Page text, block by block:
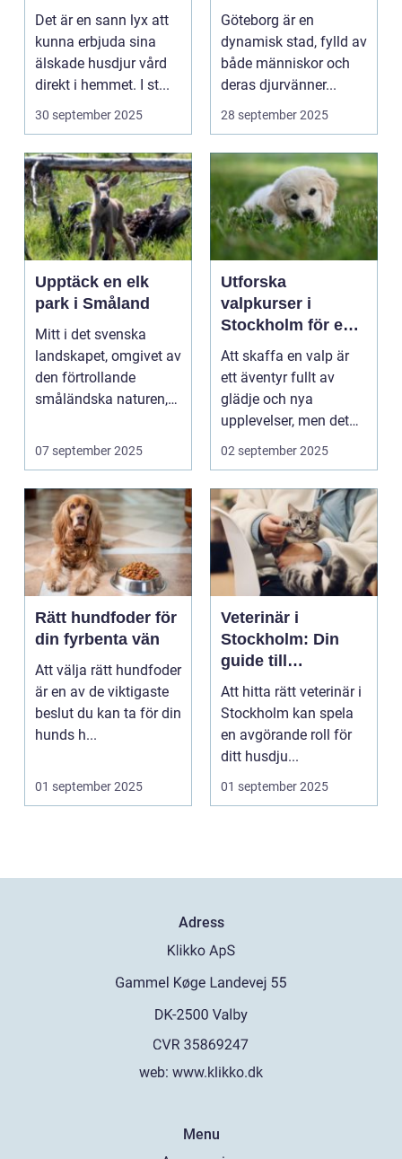
vård i hemmiljö
Det är en sann lyx att
kunna erbjuda sina
älskade husdjur vård
direkt i hemmet. I st...
30 september 2025
djursjukvård
Göteborg är en
dynamisk stad, fylld av
både människor och
deras djurvänner...
28 september 2025
Upptäck en elk
park i Småland
Mitt i det svenska
landskapet, omgivet av
den förtrollande
småländska naturen,
07 september 2025
Utforska
valpkurser i
Stockholm för en
lycklig och
välanpassad valp
Att skaffa en valp är
ett äventyr fullt av
glädje och nya
upplevelser, men det
st&aum...
02 september 2025
Rätt hundfoder för
din fyrbenta vän
Att välja rätt hundfoder
är en av de viktigaste
beslut du kan ta för din
hunds h...
01 september 2025
Veterinär i
Stockholm: Din
guide till
djursjukvård i
huvudstaden
Att hitta rätt veterinär i
Stockholm kan spela
en avgörande roll för
ditt husdju...
01 september 2025
Adress
web: www.klikko.dk
Menu